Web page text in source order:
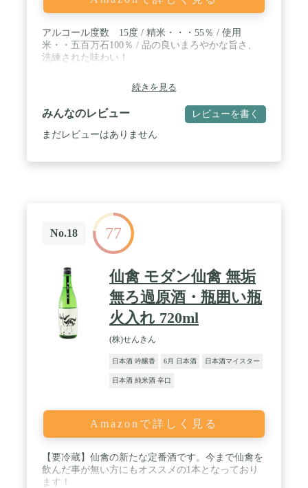
アルコール度数 15度 / 精米・・・55％ / 使用
米・・五百万石100％ / 品の良いまろやかな旨さ、
洗練された味わい！
続きを見る
みんなのレビュー レビューを書く
まだレビューはありません
No.18 77
仙禽 モダン仙禽 無垢
無ろ過原酒・瓶囲い瓶
火入れ 720ml
(株)せんきん
日本酒 吟醸香 6月 日本酒 日本酒マイスター
日本酒 純米酒 辛口
Amazonで詳しく見る
【要冷蔵】仙禽の新たな定番酒です。今まで仙禽を
飲んだ事が無い方にもオススメの1本となっており
ます！